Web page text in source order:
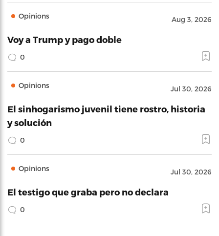
Opinions Aug 3, 2026
Voy a Trump y pago doble
0
Opinions Jul 30, 2026
El sinhogarismo juvenil tiene rostro, historia
y solución
0
Opinions Jul 30, 2026
El testigo que graba pero no declara
0